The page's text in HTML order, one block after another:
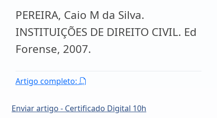
PEREIRA, Caio M da Silva.
INSTITUIÇÕES DE DIREITO CIVIL. Ed
Forense, 2007.
Artigo completo:
Enviar artigo - Certificado Digital 10h